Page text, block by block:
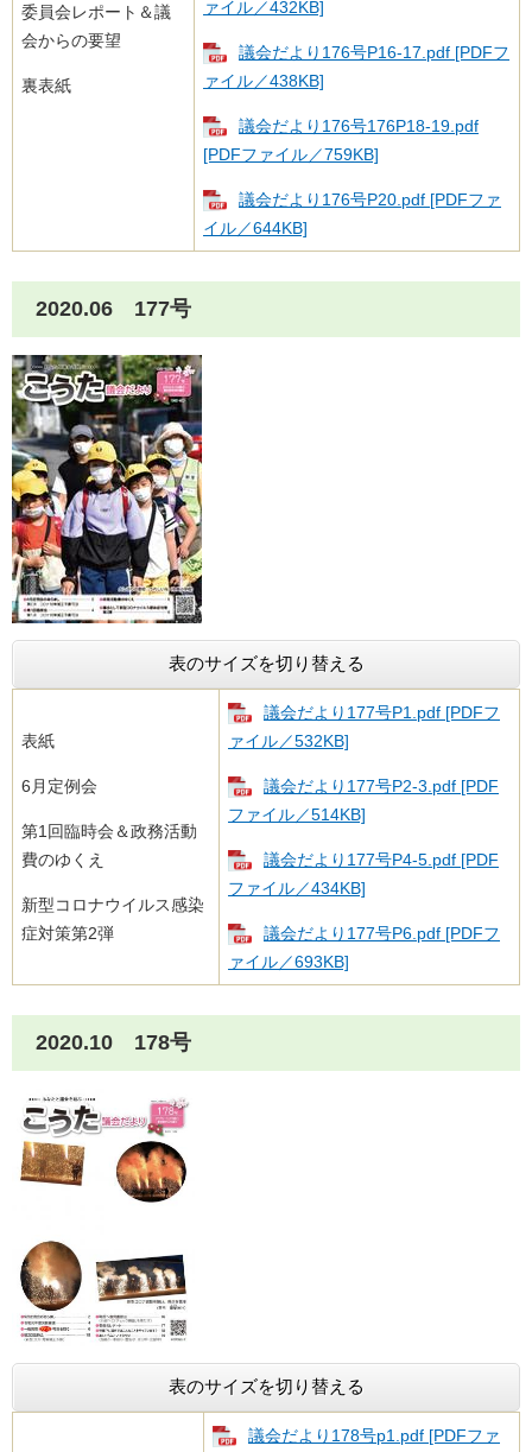
委員会レポート＆議
会からの要望
裏表紙
ァイル／432KB]
議会だより176号​​P16-17.pdf [PDFフ
ァイル／438KB]
議会だより176号​​176P18-19.pdf
[PDFファイル／759KB]
議会だより176号​​P20.pdf [PDFファ
イル／644KB]
2020.06 177号
表のサイズを切り替える
表紙
6月定例会
第1回臨時会＆政務活動
費のゆくえ
新型コロナウイルス感染
症対策第2弾
議会だより177号​​P1.pdf [PDFフ
ァイル／532KB]
議会だより177号​P2-3.pdf [PDF
ファイル／514KB]
議会だより177号​P4-5.pdf [PDF
ファイル／434KB]
議会だより177号​P6.pdf [PDFフ
ァイル／693KB]
2020.10 178号
表のサイズを切り替える
議会だより178号p1.pdf [PDFファ